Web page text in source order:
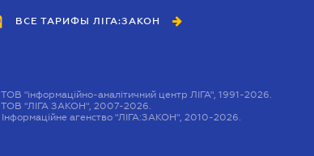
ВЕСТНИК МСФО
ВСЕ ТАРИФЫ ЛІГА:ЗАКОН
ТОВ "інформаційно-аналітичний центр ЛІГА", 1991-2026.
ТОВ "ЛІГА ЗАКОН", 2007-2026.
Інформаційне агенство "ЛІГА:ЗАКОН", 2010-2026.